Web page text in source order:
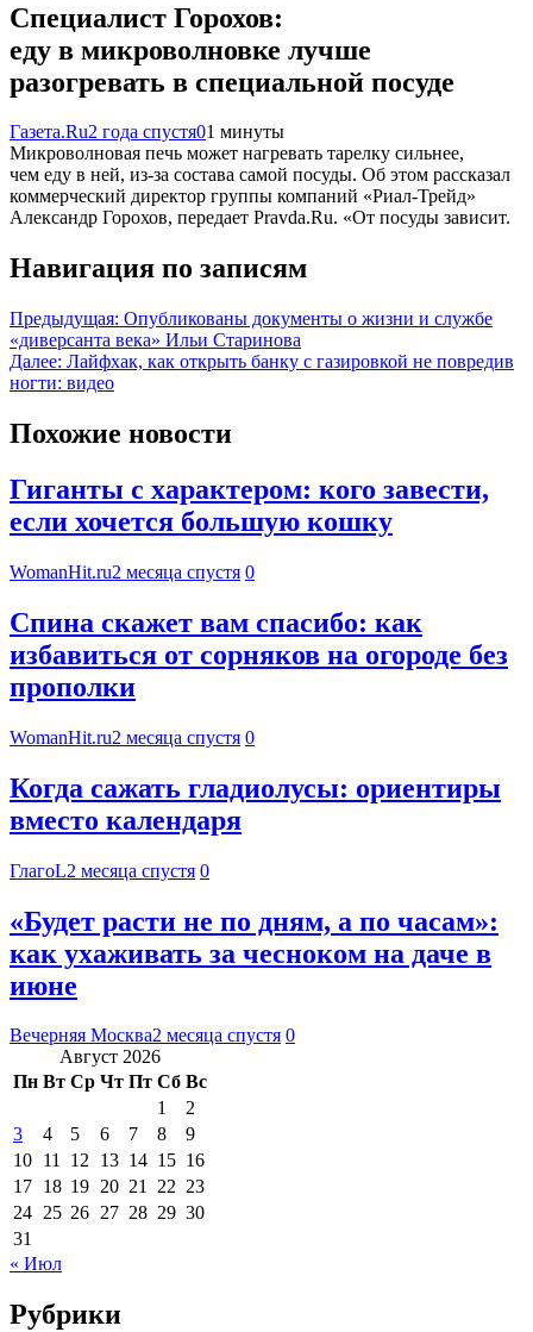
Специалист Горохов:
еду в микроволновке лучше
разогревать в специальной посуде
Газета.Ru2 года спустя01 минуты
Микроволновая печь может нагревать тарелку сильнее,
чем еду в ней, из-за состава самой посуды. Об этом рассказал
коммерческий директор группы компаний «Риал-Трейд»
Александр Горохов, передает Pravda.Ru. «От посуды зависит.
Навигация по записям
Предыдущая: Опубликованы документы о жизни и службе
«диверсанта века» Ильи Старинова
Далее: Лайфхак, как открыть банку с газировкой не повредив
ногти: видео
Похожие новости
Гиганты с характером: кого завести,
если хочется большую кошку
WomanHit.ru2 месяца спустя 0
Спина скажет вам спасибо: как
избавиться от сорняков на огороде без
прополки
WomanHit.ru2 месяца спустя 0
Когда сажать гладиолусы: ориентиры
вместо календаря
ГлагоL2 месяца спустя 0
«Будет расти не по дням, а по часам»:
как ухаживать за чесноком на даче в
июне
Вечерняя Москва2 месяца спустя 0
Август 2026
Пн Вт Ср Чт Пт Сб Вс
1
2
3
4 5 6 7 8
9
10 11 12 13 14 15 16
17 18 19 20 21 22 23
24 25 26 27 28 29 30
31
« Июл
Рубрики